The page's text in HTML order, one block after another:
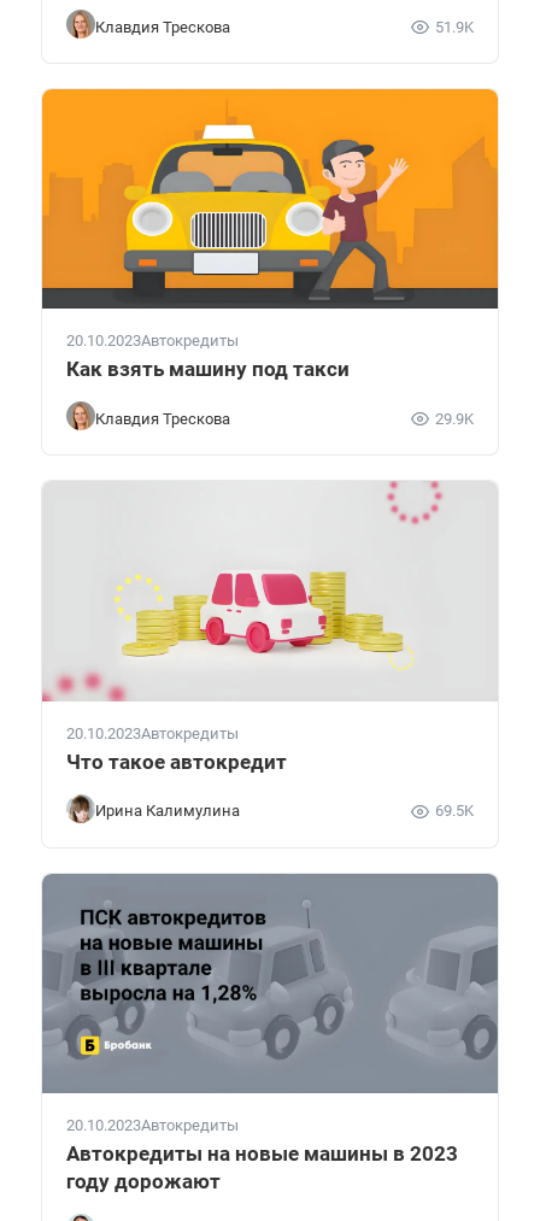
Клавдия Трескова 51.9K
20.10.2023Автокредиты
Как взять машину под такси
Клавдия Трескова 29.9K
20.10.2023Автокредиты
Что такое автокредит
Ирина Калимулина 69.5K
20.10.2023Автокредиты
Автокредиты на новые машины в 2023
году дорожают